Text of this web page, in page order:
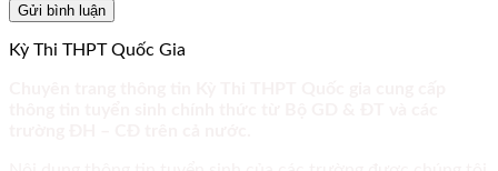
Kỳ Thi THPT Quốc Gia